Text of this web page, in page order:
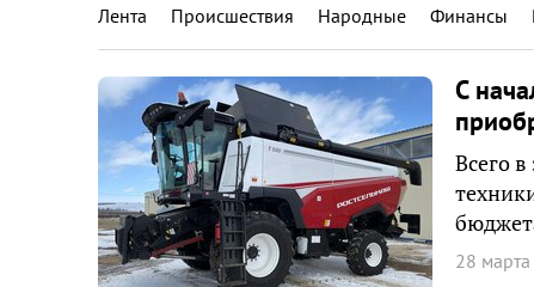
Лента Происшествия Народные Финансы
С
Всего
28